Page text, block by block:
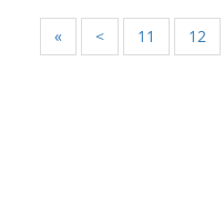
« < 11 12